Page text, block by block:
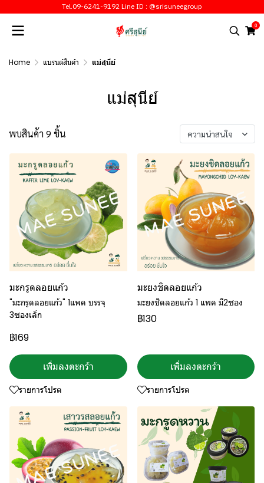
Tel.09-6241-9192 Line ID : @srisuneegroup
0
Home แบรนด์สินค้า แม่สุนีย์
แม่สุนีย์
พบสินค้า 9 ชิ้น ความน่าสนใจ
มะกรูดลอยแก้ว
"มะกรูดลอยแก้ว" 1แพค บรรจุ
3ซองเล็ก
฿169
เพิ่มลงตะกร้า
รายการโปรด
มะยงชิดลอยแก้ว
มะยงชิดลอยแก้ว 1 แพค มี2ซอง
฿130
เพิ่มลงตะกร้า
รายการโปรด